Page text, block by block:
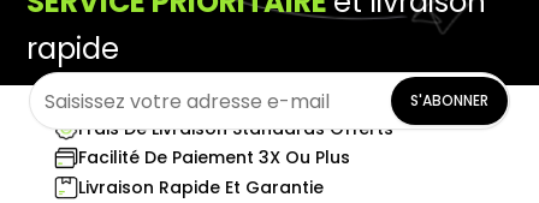
rapide
S'ABONNER
Frais De Livraison Standards Offerts
Facilité De Paiement 3X Ou Plus
Livraison Rapide Et Garantie